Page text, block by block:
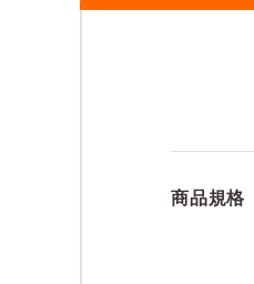
商品規格